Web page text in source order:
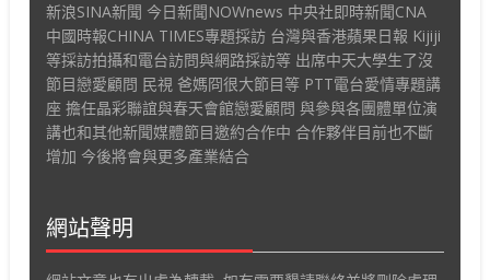
新浪SINA新聞 今日新聞NOWnews 中央社即時新聞CNA
中國時報CHINA TIMES專題採訪 台灣與香港蘋果日報 Kijiji
等採訪拍攝和電台訪問與網路採訪等 出席中天大學生了沒
節目戀愛顧問 民視 爸媽冏很大節目等 PTT電台愛情專題講
座 擔任晶彩聯誼與春天會館戀愛顧問 與參與各團體單位演
講也和其他新聞媒體節目邀約合作中 合作夥伴目前也不斷
增加 今後將會與更多產業結合
網站聲明